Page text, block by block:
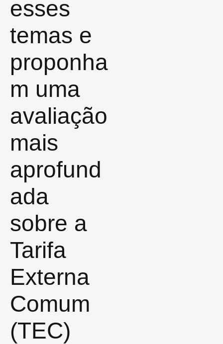
esses
temas e
proponha
m uma
avaliação
mais
aprofund
ada
sobre a
Tarifa
Externa
Comum
(TEC)